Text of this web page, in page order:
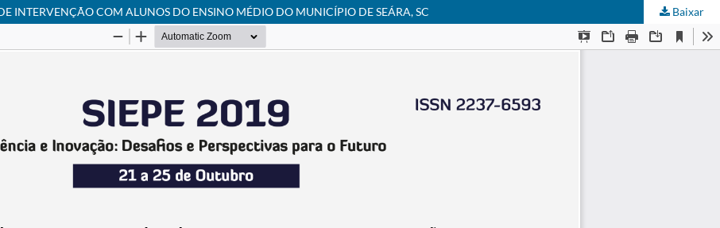
INTERVENÇÃO COM ALUNOS DO ENSINO MÉDIO DO MUNICÍPIO DE SEÁRA, SC Baixar